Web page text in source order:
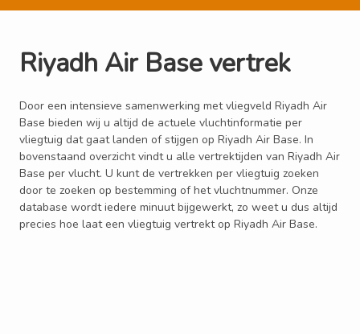
Riyadh Air Base vertrek
Door een intensieve samenwerking met vliegveld Riyadh Air
Base bieden wij u altijd de actuele vluchtinformatie per
vliegtuig dat gaat landen of stijgen op Riyadh Air Base. In
bovenstaand overzicht vindt u alle vertrektijden van Riyadh Air
Base per vlucht. U kunt de vertrekken per vliegtuig zoeken
door te zoeken op bestemming of het vluchtnummer. Onze
database wordt iedere minuut bijgewerkt, zo weet u dus altijd
precies hoe laat een vliegtuig vertrekt op Riyadh Air Base.